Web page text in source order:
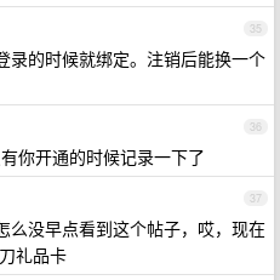
35
录的时候就绑定。注销后能换一个
36
你开通的时候记录一下了
37
么没早点看到这个帖子，哎，现在
礼品卡